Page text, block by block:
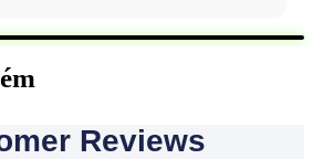
Reviews